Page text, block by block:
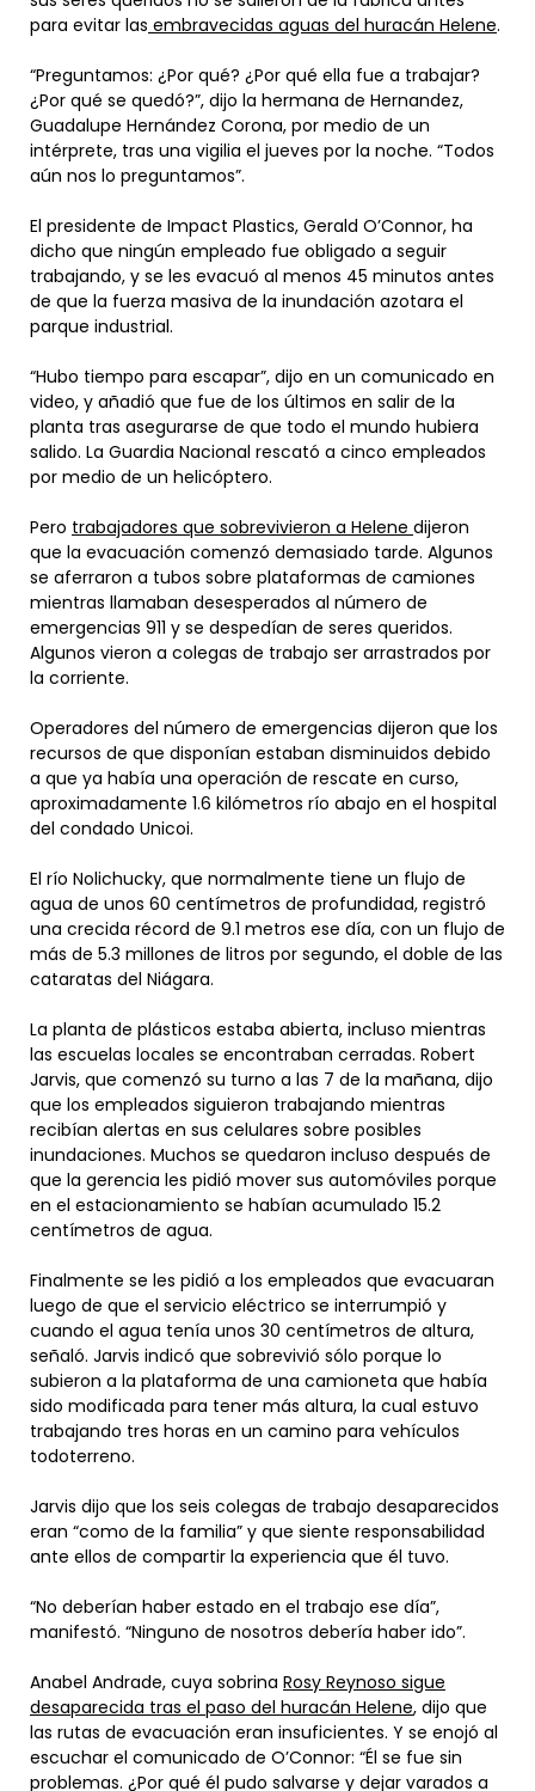
para evitar las embravecidas aguas del huracán Helene.
“Preguntamos: ¿Por qué? ¿Por qué ella fue a trabajar?
¿Por qué se quedó?”, dijo la hermana de Hernandez,
Guadalupe Hernández Corona, por medio de un
intérprete, tras una vigilia el jueves por la noche. “Todos
aún nos lo preguntamos”.
El presidente de Impact Plastics, Gerald O’Connor, ha
dicho que ningún empleado fue obligado a seguir
trabajando, y se les evacuó al menos 45 minutos antes
de que la fuerza masiva de la inundación azotara el
parque industrial.
“Hubo tiempo para escapar”, dijo en un comunicado en
video, y añadió que fue de los últimos en salir de la
planta tras asegurarse de que todo el mundo hubiera
salido. La Guardia Nacional rescató a cinco empleados
por medio de un helicóptero.
Pero trabajadores que sobrevivieron a Helene dijeron
que la evacuación comenzó demasiado tarde. Algunos
se aferraron a tubos sobre plataformas de camiones
mientras llamaban desesperados al número de
emergencias 911 y se despedían de seres queridos.
Algunos vieron a colegas de trabajo ser arrastrados por
la corriente.
Operadores del número de emergencias dijeron que los
recursos de que disponían estaban disminuidos debido
a que ya había una operación de rescate en curso,
aproximadamente 1.6 kilómetros río abajo en el hospital
del condado Unicoi.
El río Nolichucky, que normalmente tiene un flujo de
agua de unos 60 centímetros de profundidad, registró
una crecida récord de 9.1 metros ese día, con un flujo de
más de 5.3 millones de litros por segundo, el doble de las
cataratas del Niágara.
La planta de plásticos estaba abierta, incluso mientras
las escuelas locales se encontraban cerradas. Robert
Jarvis, que comenzó su turno a las 7 de la mañana, dijo
que los empleados siguieron trabajando mientras
recibían alertas en sus celulares sobre posibles
inundaciones. Muchos se quedaron incluso después de
que la gerencia les pidió mover sus automóviles porque
en el estacionamiento se habían acumulado 15.2
centímetros de agua.
Finalmente se les pidió a los empleados que evacuaran
luego de que el servicio eléctrico se interrumpió y
cuando el agua tenía unos 30 centímetros de altura,
señaló. Jarvis indicó que sobrevivió sólo porque lo
subieron a la plataforma de una camioneta que había
sido modificada para tener más altura, la cual estuvo
trabajando tres horas en un camino para vehículos
todoterreno.
Jarvis dijo que los seis colegas de trabajo desaparecidos
eran “como de la familia” y que siente responsabilidad
ante ellos de compartir la experiencia que él tuvo.
“No deberían haber estado en el trabajo ese día”,
manifestó. “Ninguno de nosotros debería haber ido”.
Anabel Andrade, cuya sobrina Rosy Reynoso sigue
desaparecida tras el paso del huracán Helene, dijo que
las rutas de evacuación eran insuficientes. Y se enojó al
escuchar el comunicado de O’Connor: “Él se fue sin
problemas. ¿Por qué él pudo salvarse y dejar varados a